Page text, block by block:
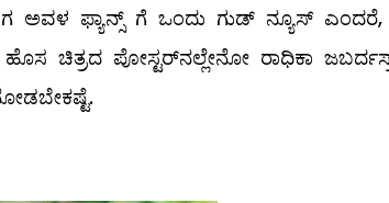
ಅವಳ ಫ್ಯಾನ್ಸ್ ಗೆ ಒಂದು ಗುಡ್‌ ನ್ಯೂಸ್‌
ಚಿತ್ರದ ಪೋಸ್ಟರ್‌ನಲ್ಲೇನೋ ರಾಧಿಕಾ